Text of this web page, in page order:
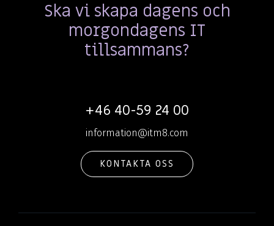
Ska vi skapa dagens och
morgondagens IT
tillsammans?
+46 40-59 24 00
information@itm8.com
KONTAKTA OSS